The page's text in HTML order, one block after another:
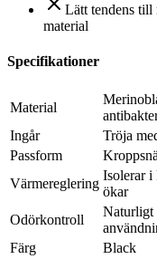
Lätt tendens
material
Specifikationer
Material
Ingår
Tröja
Passform
Värmereglering
Isolerar i
ökar
Odörkontroll
Naturligt
Färg
Black